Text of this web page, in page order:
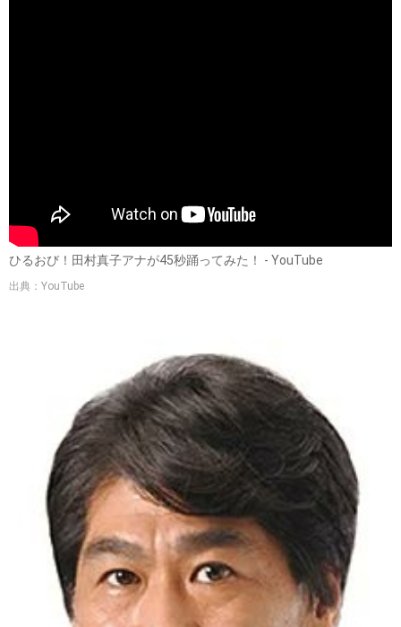
ひるおび！田村真子アナが45秒踊ってみた！ - YouTube
出典：YouTube